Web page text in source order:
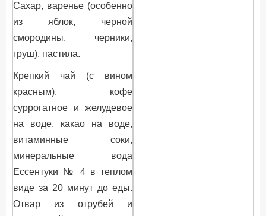
Сахар, варенье (особенно
из яблок, черной
смородины, черники,
груш), пастила.
Крепкий чай (с вином
красным), кофе
суррогатное и желудевое
на воде, какао на воде,
витаминные соки,
минеральные вода
Ессентуки № 4 в теплом
виде за 20 минут до еды.
Отвар из отрубей и